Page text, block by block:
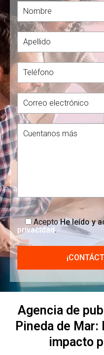
AceptoHe leído y
privacidad.
Agencia de
Pineda de
impacto